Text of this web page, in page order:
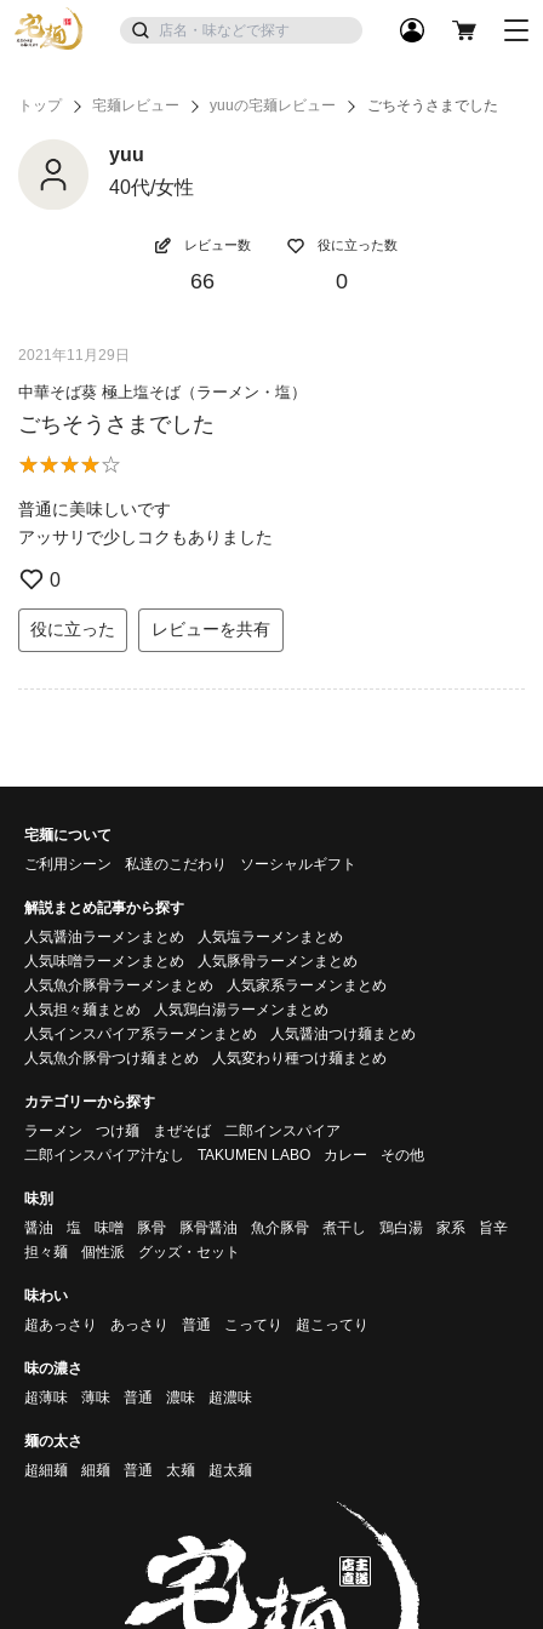
トップ 宅麺レビュー yuuの宅麺レビュー ごちそうさまでした
yuu
40代/女性
レビュー数
66
役に立った数
0
2021年11月29日
中華そば葵 極上塩そば（ラーメン・塩）
ごちそうさまでした
普通に美味しいです
アッサリで少しコクもありました
0
役に立った レビューを共有
宅麺について
ご利用シーン
私達のこだわり ソーシャルギフト
解説まとめ記事から探す
人気醤油ラーメンまとめ
人気塩ラーメンまとめ
人気味噌ラーメンまとめ
人気豚骨ラーメンまとめ
人気魚介豚骨ラーメンまとめ
人気家系ラーメンまとめ
人気担々麺まとめ
人気鶏白湯ラーメンまとめ
人気インスパイア系ラーメンまとめ
人気醤油つけ麺まとめ
人気魚介豚骨つけ麺まとめ
人気変わり種つけ麺まとめ
カテゴリーから探す
ラーメン
つけ麺 まぜそば
二郎インスパイア
二郎インスパイア汁なし
TAKUMEN LABO カレー その他
味別
醤油
塩 味噌 豚骨 豚骨醤油 魚介豚骨 煮干し 鶏白湯 家系
旨辛
担々麺
個性派 グッズ・セット
味わい
超あっさり
あっさり 普通 こってり 超こってり
味の濃さ
超薄味
薄味 普通 濃味 超濃味
麺の太さ
超細麺
細麺 普通 太麺 超太麺